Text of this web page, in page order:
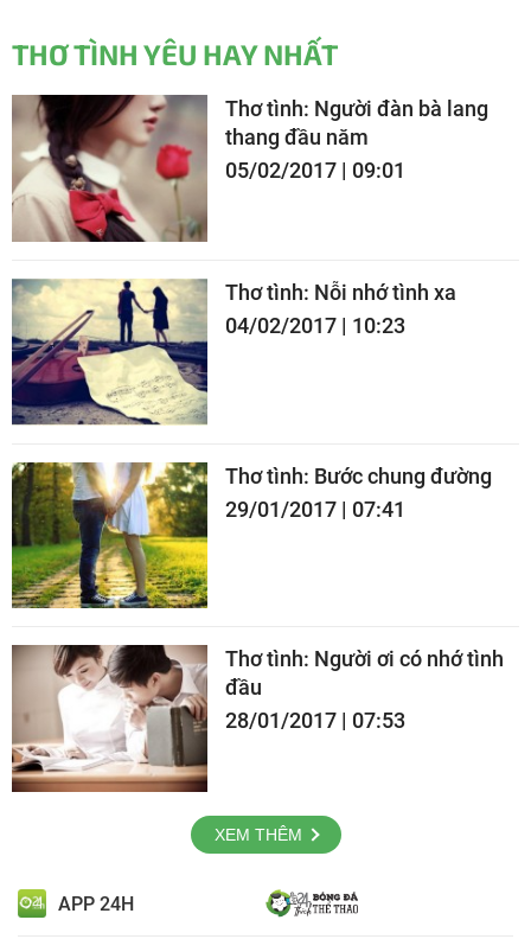
THƠ TÌNH YÊU HAY NHẤT
Thơ tình: Người đàn bà lang
thang đầu năm
05/02/2017 | 09:01
Thơ tình: Nỗi nhớ tình xa
04/02/2017 | 10:23
Thơ tình: Bước chung đường
29/01/2017 | 07:41
Thơ tình: Người ơi có nhớ tình
đầu
28/01/2017 | 07:53
XEM THÊM
APP 24H